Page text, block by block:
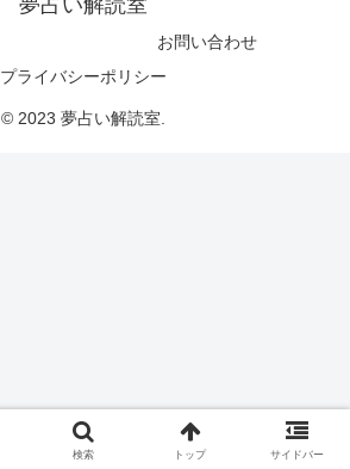
夢占い解読室
お問い合わせ
プライバシーポリシー
© 2023 夢占い解読室.
検索 トップ サイドバー